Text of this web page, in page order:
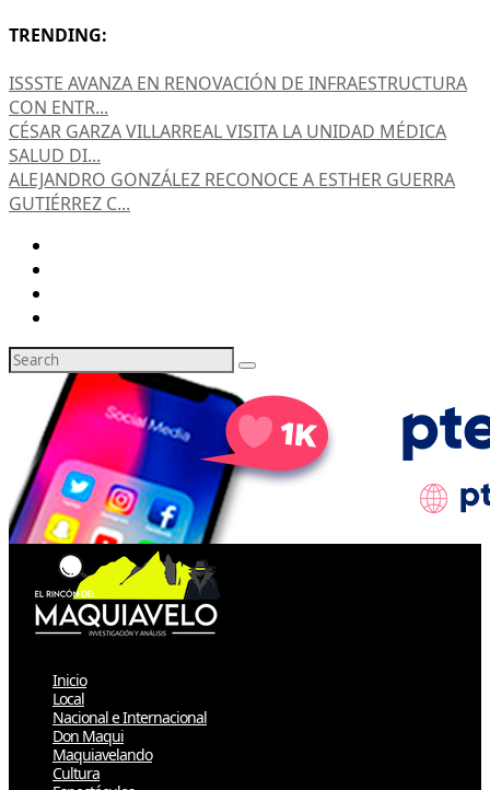
TRENDING:
ISSSTE AVANZA EN RENOVACIÓN DE INFRAESTRUCTURA
CON ENTR...
CÉSAR GARZA VILLARREAL VISITA LA UNIDAD MÉDICA
SALUD DI...
ALEJANDRO GONZÁLEZ RECONOCE A ESTHER GUERRA
GUTIÉRREZ C...
Inicio
Local
Nacional e Internacional
Don Maqui
Maquiavelando
Cultura